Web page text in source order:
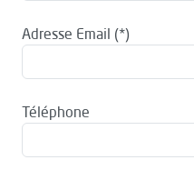
Adresse Email
Téléphone